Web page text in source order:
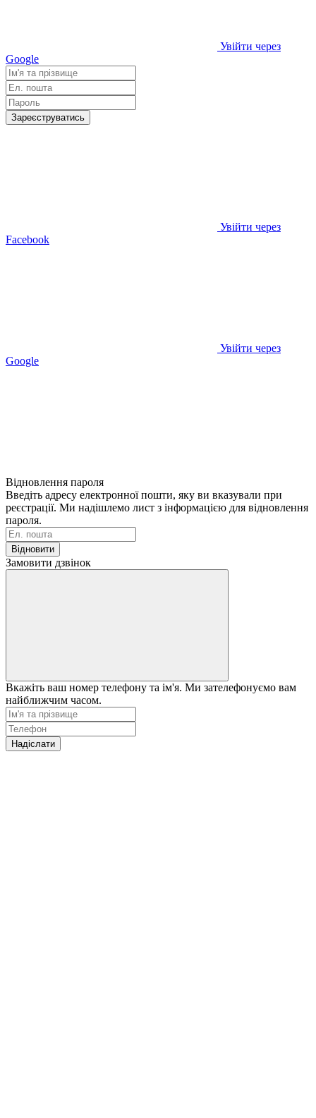
Увійти через
Google
Зареєструватись
Увійти через
Facebook
Увійти через
Google
Відновлення пароля
Введіть адресу електронної пошти, яку ви вказували при
реєстрації. Ми надішлемо лист з інформацією для відновлення
пароля.
Відновити
Замовити дзвінок
Вкажіть ваш номер телефону та ім'я. Ми зателефонуємо вам
найближчим часом.
Надіслати